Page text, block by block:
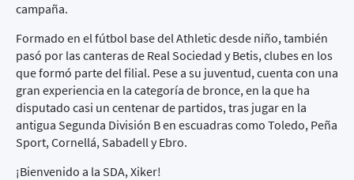
campaña.
Formado en el fútbol base del Athletic desde niño, también
pasó por las canteras de Real Sociedad y Betis, clubes en los
que formó parte del filial. Pese a su juventud, cuenta con una
gran experiencia en la categoría de bronce, en la que ha
disputado casi un centenar de partidos, tras jugar en la
antigua Segunda División B en escuadras como Toledo, Peña
Sport, Cornellá, Sabadell y Ebro.
¡Bienvenido a la SDA, Xiker!